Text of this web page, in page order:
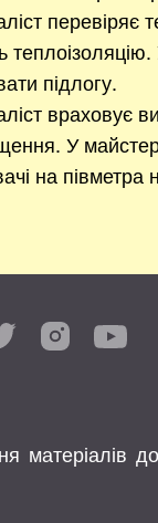
перевіряє
підлогу.
враховує
У
на півметра